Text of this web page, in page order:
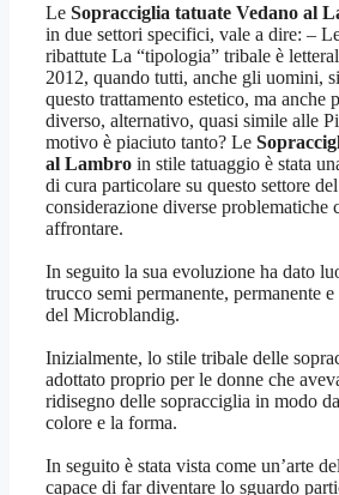
Le Sopracciglia tatuate Vedano al
in due settori specifici, vale a dire: –
ribattute La “tipologia” tribale è
2012, quando tutti, anche gli uomini,
questo trattamento estetico, ma anche
diverso, alternativo, quasi simile alle
motivo è piaciuto tanto? Le
al Lambro in stile tatuaggio è stata
di cura particolare su questo settore
considerazione diverse problematiche
affrontare.
In seguito la sua evoluzione ha dato
trucco semi permanente, permanente
del Microblandig.
Inizialmente, lo stile tribale delle
adottato proprio per le donne che
ridisegno delle sopracciglia in modo
colore e la forma.
In seguito è stata vista come un’arte
capace di far diventare lo sguardo